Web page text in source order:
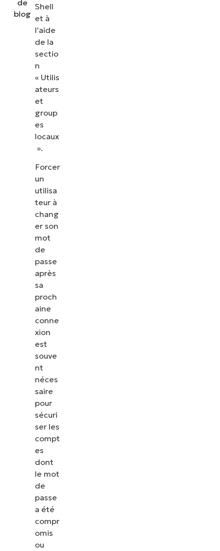
multiples
entreprises
et
Shell
et à
l’aide
de la
sectio
n
« Utilis
ateurs
et
group
es
locaux
».
Forcer
un
utilisa
teur à
chang
er son
mot
de
passe
après
sa
proch
aine
conne
xion
est
souve
nt
néces
saire
pour
sécuri
ser les
compt
es
dont
le mot
de
passe
a été
compr
omis
ou